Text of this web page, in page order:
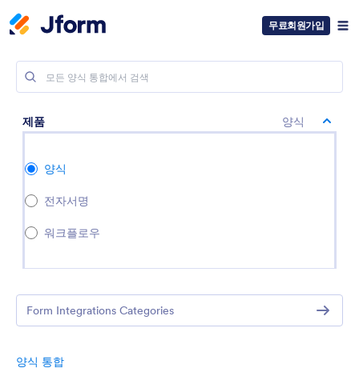
무료회원가입
양식 통합
제품 양식
양식
전자서명
워크플로우
Form Integrations Categories